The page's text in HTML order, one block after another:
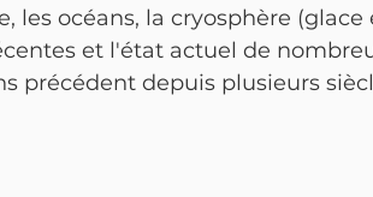
les océans, la cryosphère (glace
et l'état actuel de
précédent depuis plusieurs